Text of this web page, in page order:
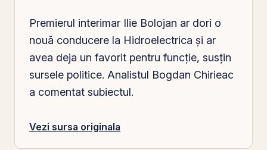
Premierul interimar Ilie Bolojan ar dori o
nouă conducere la Hidroelectrica și ar
avea deja un favorit pentru funcție, susțin
sursele politice. Analistul Bogdan Chirieac
a comentat subiectul.
Vezi sursa originala